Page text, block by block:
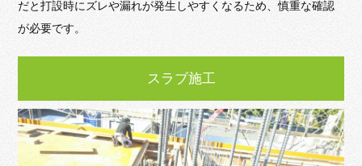
だと打設時にズレや漏れが発生しやすくなるため、慎重な確認
が必要です。
スラブ施工